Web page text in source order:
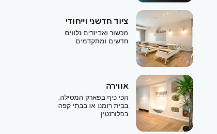
ציוד חדשני וייחודי
מכשור ואביזרים נלווים
חדשים ומתקדמים
אווירה
הכי כיף בפארק המסילה,
בבית רומנו או בבתי קפה
בפלורנטין